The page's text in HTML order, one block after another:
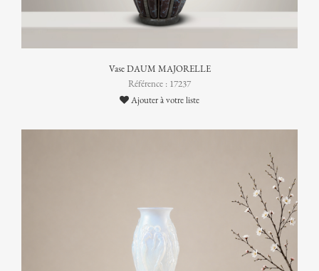
Vase DAUM MAJORELLE
Référence : 17237
Ajouter à votre liste